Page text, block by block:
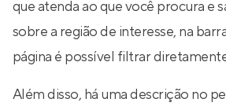
que atenda ao que você procura e
sobre a região de interesse, na
página é possível filtrar
Além disso, há uma descrição no